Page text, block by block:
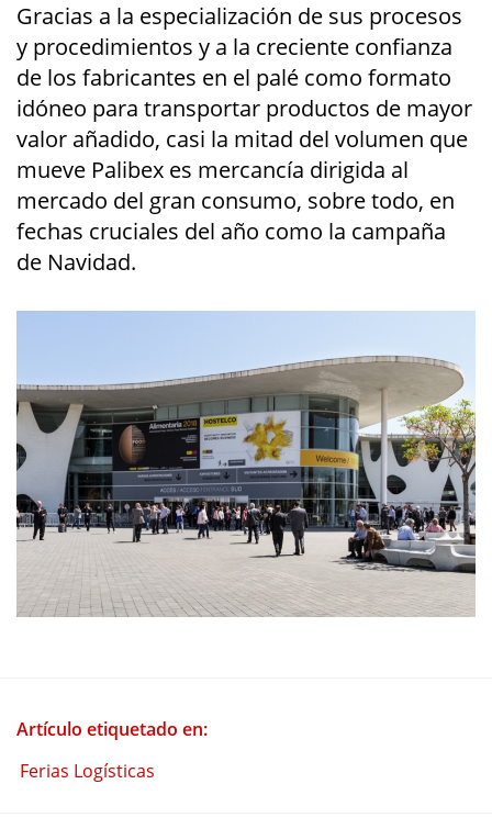
Gracias a la especialización de sus procesos
y procedimientos y a la creciente confianza
de los fabricantes en el palé como formato
idóneo para transportar productos de mayor
valor añadido, casi la mitad del volumen que
mueve Palibex es mercancía dirigida al
mercado del gran consumo, sobre todo, en
fechas cruciales del año como la campaña
de Navidad.
Artículo etiquetado en:
Ferias Logísticas